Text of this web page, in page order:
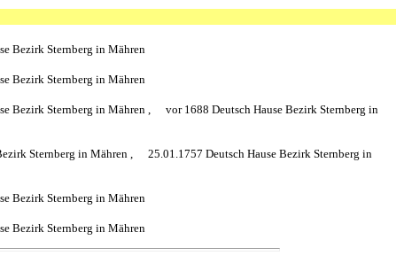
Bezirk Sternberg in Mähren
Bezirk Sternberg in Mähren
Bezirk Sternberg in Mähren ,
vor 1688 Deutsch Hause Bezirk Sternberg in
Sternberg in Mähren ,
25.01.1757 Deutsch Hause Bezirk Sternberg in
Bezirk Sternberg in Mähren
Bezirk Sternberg in Mähren